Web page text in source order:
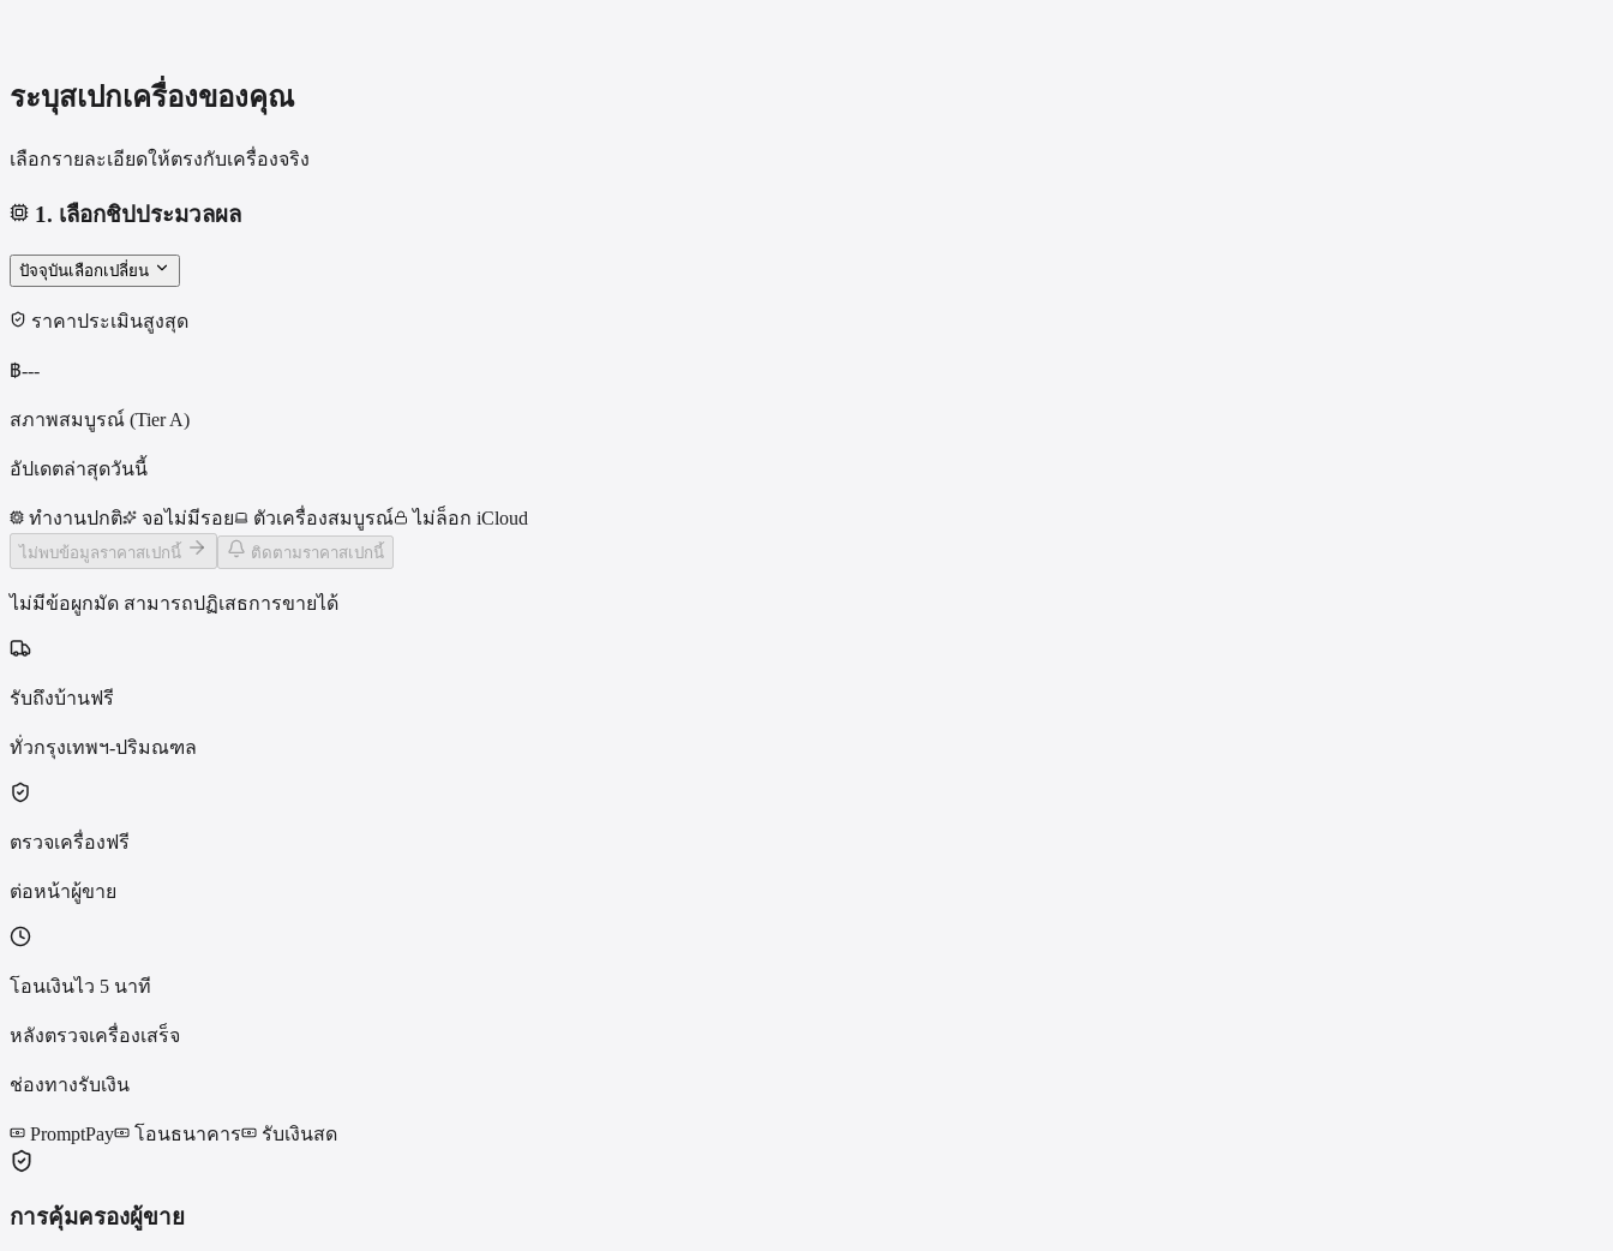
ระบุสเปกเครื่องของคุณ
เลือกรายละเอียดให้ตรงกับเครื่องจริง
1. เลือกชิปประมวลผล
ปัจจุบันเลือกเปลี่ยน
ราคาประเมินสูงสุด
฿---
สภาพสมบูรณ์ (Tier A)
อัปเดตล่าสุดวันนี้
ทำงานปกติ จอไม่มีรอย ตัวเครื่องสมบูรณ์ ไม่ล็อก iCloud
ไม่พบข้อมูลราคาสเปกนี้ ติดตามราคาสเปกนี้
ไม่มีข้อผูกมัด สามารถปฏิเสธการขายได้
รับถึงบ้านฟรี
ทั่วกรุงเทพฯ-ปริมณฑล
ตรวจเครื่องฟรี
ต่อหน้าผู้ขาย
โอนเงินไว 5 นาที
หลังตรวจเครื่องเสร็จ
ช่องทางรับเงิน
PromptPay โอนธนาคาร รับเงินสด
การคุ้มครองผู้ขาย